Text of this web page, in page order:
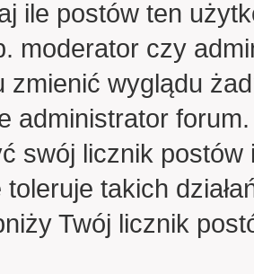
ile postów ten
moderator czy
zmienić wyglądu
administrator
swój licznik
takich
Twój licznik